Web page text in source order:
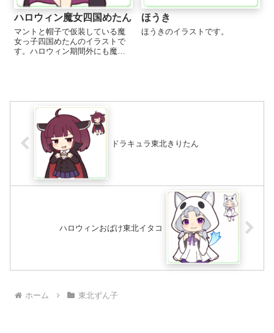
ハロウィン魔女四国めたん
マントと帽子で仮装している魔
女っ子四国めたんのイラストで
す。ハロウィン期間外にも魔女
ほうき
ほうきのイラストです。
ドラキュラ東北きりたん
ハロウィンおばけ東北イタコ
ホーム 東北ずん子